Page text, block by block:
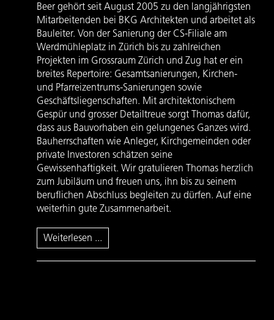
Beer gehört seit August 2005 zu den langjährigsten
Mitarbeitenden bei BKG Architekten und arbeitet als
Bauleiter. Von der Sanierung der CS-Filiale am
Werdmühleplatz in Zürich bis zu zahlreichen
Projekten im Grossraum Zürich und Zug hat er ein
breites Repertoire: Gesamtsanierungen, Kirchen-
und Pfarreizentrums-Sanierungen sowie
Geschäftsliegenschaften. Mit architektonischem
Gespür und grosser Detailtreue sorgt Thomas dafür,
dass aus Bauvorhaben ein gelungenes Ganzes wird.
Bauherrschaften wie Anleger, Kirchgemeinden oder
private Investoren schätzen seine
Gewissenhaftigkeit. Wir gratulieren Thomas herzlich
zum Jubiläum und freuen uns, ihn bis zu seinem
beruflichen Abschluss begleiten zu dürfen. Auf eine
weiterhin gute Zusammenarbeit.
Weiterlesen ...